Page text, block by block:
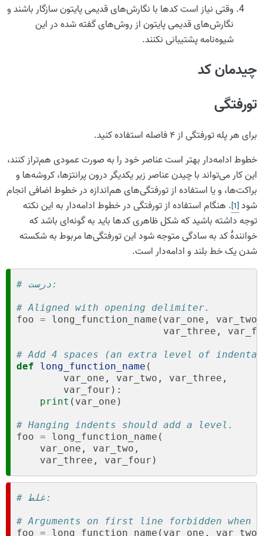
وقتی نیاز است کدها با نگارش‌های قدیمی پایتون سازگار باشند و
نگارش‌های قدیمی پایتون از روش‌های گفته شده در این
شیوه‌نامه پشتیبانی نکنند.
چیدمان کد
تورفتگی
برای هر پله تورفتگی از ۴ فاصله استفاده کنید.
خطوط ادامه‌دار بهتر است عناصر خود را به صورت عمودی هم‌تراز کنند،
این کار می‌تواند با چیدن عناصر زیر یکدیگر درون پرانتزها، کروشه‌ها و
براکت‌ها، و یا استفاده از تورفتگی‌های هم‌اندازه در خطوط اضافی انجام
شود[
1
]. هنگام استفاده از تورفتگی در خطوط ادامه‌دار به این نکته
توجه داشته باشید که شکل ظاهری کدها باید به گونه‌ای باشد که
خوانندهٔ کد به سادگی متوجه شود این تورفتگی‌ها مربوط به شکسته
شدن یک خط بلند و ادامه‌دار است.
# درست:
# Aligned with opening delimiter.
foo = long_function_name ( var_one , var_two
var_three ,
# Add 4 spaces (an extra level of
def
long_function_name (
var_one , var_two , var_three ,
var_four ):
print ( var_one )
# Hanging indents should add a level.
foo = long_function_name (
var_one , var_two ,
var_three , var_four )
# غلط:
# Arguments on first line forbidden when
foo = long_function_name ( var_one , var_two